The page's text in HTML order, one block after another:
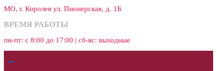
МО, г. Королев ул. Пионерская, д. 1Б
ВРЕМЯ РАБОТЫ
пн-пт: с 8:00 до 17:00 | сб-вс: выходные